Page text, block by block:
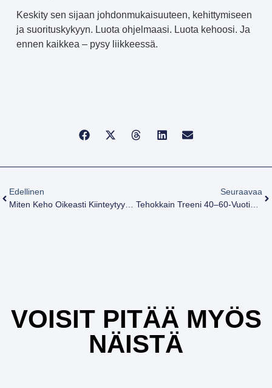
Keskity sen sijaan johdonmukaisuuteen, kehittymiseen
ja suorituskykyyn. Luota ohjelmaasi. Luota kehoosi. Ja
ennen kaikkea – pysy liikkeessä.
Edellinen
Seuraavaa
Tehokkain Treeni 40–60-Vuotiaille Naisille – Toimii Oikeasti Vaihdevuosissa
VOISIT PITÄÄ MYÖS
NÄISTÄ